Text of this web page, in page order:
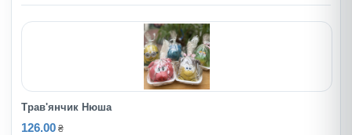
Трав'янчик Нюша
126.00 ₴